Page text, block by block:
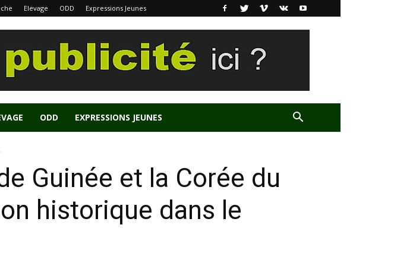
Elevage ODD Expressions Jeunes
ODD EXPRESSIONS JEUNES
Guinée et la Corée du
historique dans le